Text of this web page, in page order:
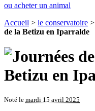
ou acheter un animal
Accueil > le conservatoire >
de la Betizu en Iparralde
Noté le mardi 15 avril 2025